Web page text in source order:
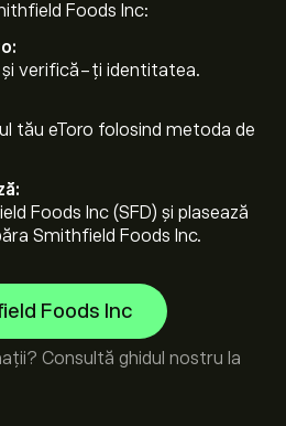
Foods Inc:
și verifică-ți identitatea.
tău eToro folosind metoda de
Foods Inc (SFD) și plasează
Smithfield Foods Inc.
Foods Inc
Consultă ghidul nostru la